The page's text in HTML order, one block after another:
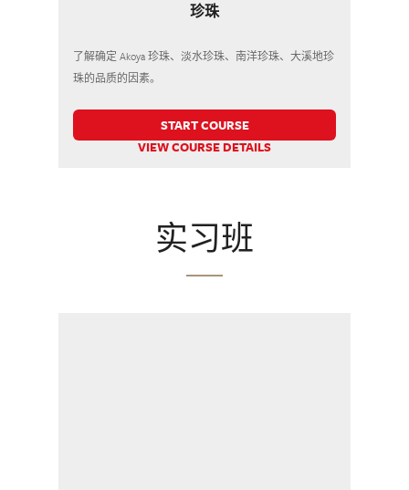
珍珠
了解确定 Akoya 珍珠、淡水珍珠、南洋珍珠、大溪地珍
珠的品质的因素。
START COURSE
VIEW COURSE DETAILS
实习班